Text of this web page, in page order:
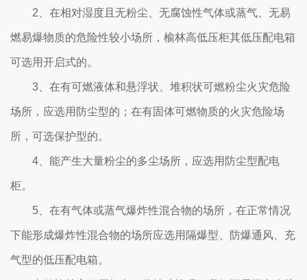
2、在相对湿度且无粉尘、无腐蚀性气体或蒸气、无易
燃易爆物质的危险性较小场所，榆林高低压柜其低压配电箱
可选用开启式的。
3、在有可燃液体和悬浮状、堆积状可燃粉尘火灾危险
场所，应选用防尘型的；在有固体可燃物质的火灾危险场
所，可选保护型的。
4、能产生大量粉尘的多尘场所，应选用防尘型配电
柜。
5、在有气体或蒸气爆炸性混合物的场所，在正常情况
下能形成爆炸性混合物的场所应选用隔爆型、防爆通风、充
气型的低压配电箱。